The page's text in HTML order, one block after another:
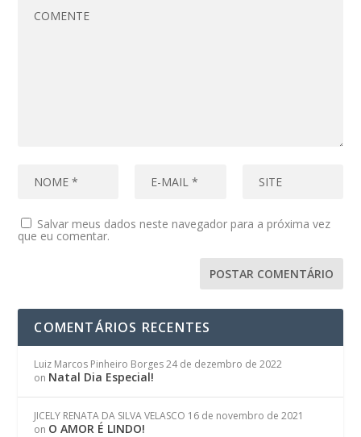
Salvar meus dados neste navegador para a próxima vez
que eu comentar.
COMENTÁRIOS RECENTES
Luiz Marcos Pinheiro Borges 24 de dezembro de 2022
on Natal Dia Especial!
JICELY RENATA DA SILVA VELASCO 16 de novembro de 2021
on O AMOR É LINDO!